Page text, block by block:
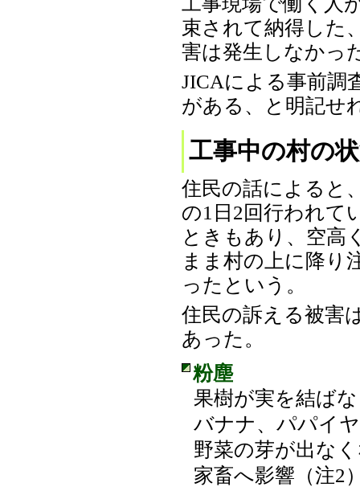
束されて納得した
害は発生しなかっ
JICAによる事前調
がある、と明記せ
工事中の村の
住民の話によると
の1日2回行われて
ときもあり、空高
まま村の上に降り
ったという。
住民の訴える被害
あった。
粉塵
果樹が実を結ば
バナナ、パパイ
野菜の芽が出な
家畜へ影響（注2